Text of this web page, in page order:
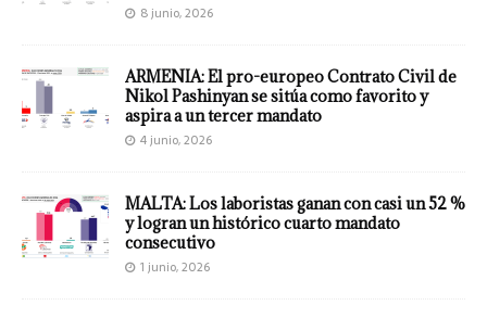
8 junio, 2026
ARMENIA: El pro-europeo Contrato Civil de
Nikol Pashinyan se sitúa como favorito y
aspira a un tercer mandato
4 junio, 2026
MALTA: Los laboristas ganan con casi un 52 %
y logran un histórico cuarto mandato
consecutivo
1 junio, 2026